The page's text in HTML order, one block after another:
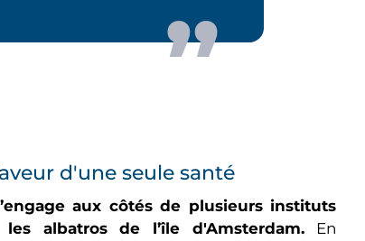
d'une seule santé
aux côtés de plusieurs instituts
albatros de l’île d'Amsterdam. En